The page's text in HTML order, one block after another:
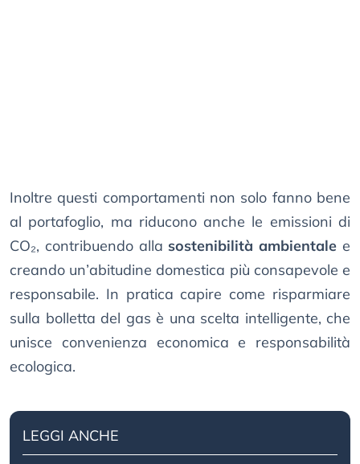
Inoltre questi comportamenti non solo fanno bene
al portafoglio, ma riducono anche le emissioni di
CO₂, contribuendo alla sostenibilità ambientale e
creando un’abitudine domestica più consapevole e
responsabile. In pratica capire come risparmiare
sulla bolletta del gas è una scelta intelligente, che
unisce convenienza economica e responsabilità
ecologica.
LEGGI ANCHE